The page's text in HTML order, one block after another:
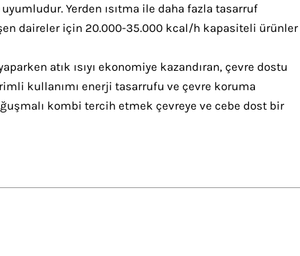
Yerden ısıtma ile daha fazla tasarruf
daireler için 20.000-35.000 kcal/h kapasiteli ürünler
atık ısıyı ekonomiye kazandıran, çevre dostu
kullanımı enerji tasarrufu ve çevre koruma
kombi tercih etmek çevreye ve cebe dost bir